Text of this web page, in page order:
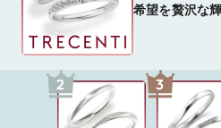
希望を贅沢な
2 3